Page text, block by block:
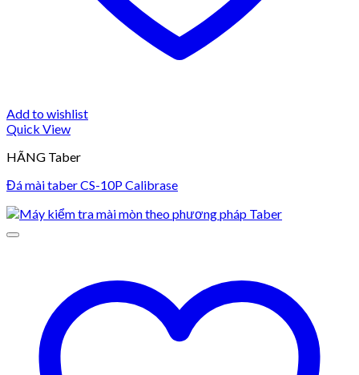
Add to wishlist
Quick View
HÃNG Taber
Đá mài taber CS-10P Calibrase